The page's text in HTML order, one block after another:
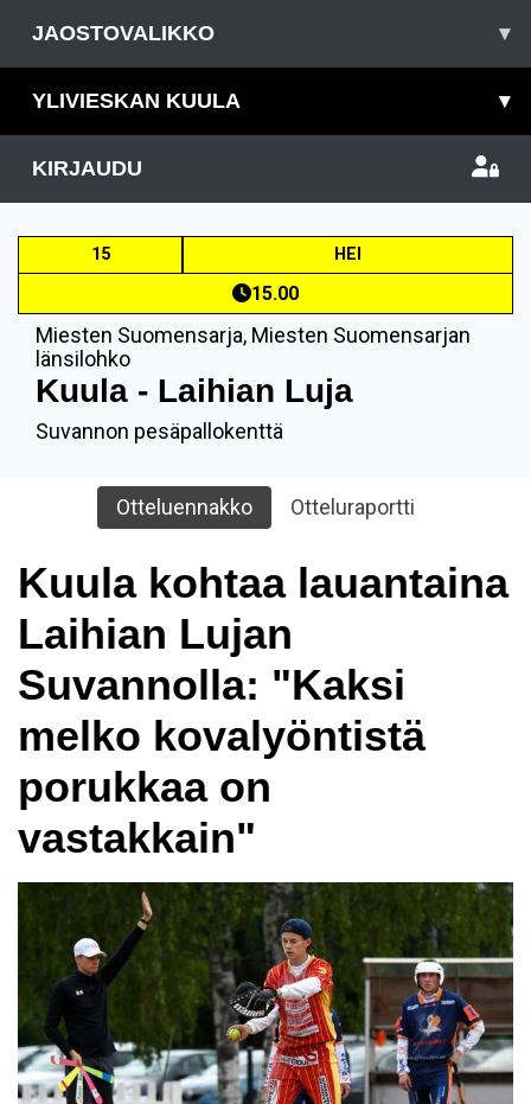
JAOSTOVALIKKO ▾
YLIVIESKAN KUULA ▾
KIRJAUDU
15 HEI
15.00
Miesten Suomensarja, Miesten Suomensarjan
länsilohko
Kuula - Laihian Luja
Suvannon pesäpallokenttä
Otteluennakko Otteluraportti
Kuula kohtaa lauantaina
Laihian Lujan
Suvannolla: "Kaksi
melko kovalyöntistä
porukkaa on
vastakkain"